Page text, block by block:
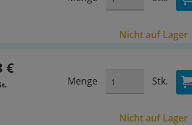
Nicht auf Lager
€
Menge Stk.
Nicht auf Lager